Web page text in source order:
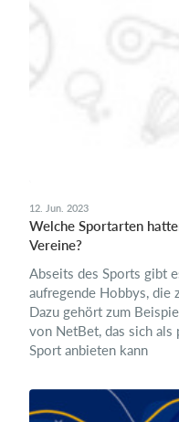
12. Jun. 2023
Welche Sportarten
Vereine?
Abseits des Sports gibt
aufregende Hobbys, die
Dazu gehört zum
von NetBet, das sich als
Sport anbieten kann